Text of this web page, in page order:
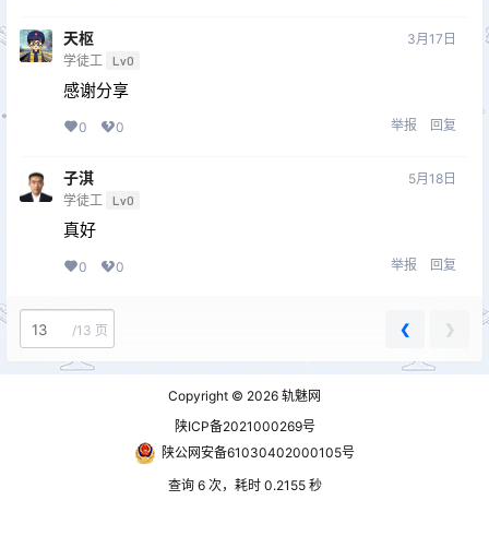
天枢
学徒工 Lv0
3月17日
感谢分享
0 0 举报 回复
子淇
学徒工 Lv0
5月18日
真好
0 0 举报 回复
/13 页 ❮ ❯
Copyright © 2026 轨魅网
陕ICP备2021000269号
陕公网安备61030402000105号
查询 6 次，耗时 0.2155 秒